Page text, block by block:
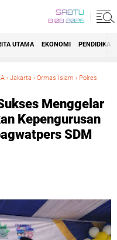
SABTU
8 08 2026
UTAMA EKONOMI PENDIDIKAN
› Jakarta › Ormas Islam › Polres
Menggelar
Kepengurusan
SDM